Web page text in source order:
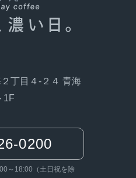
丁目４-２４ 青海
1F
0200
～18:00（土日祝を除